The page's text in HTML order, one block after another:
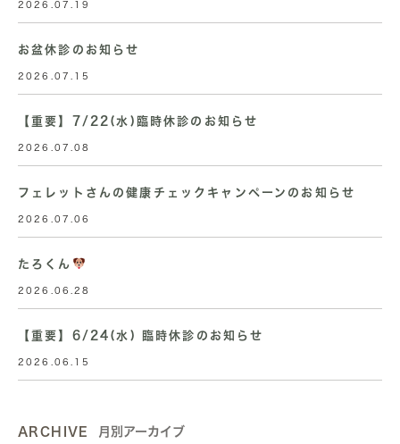
2026.07.19
お盆休診のお知らせ
2026.07.15
【重要】7/22(水)臨時休診のお知らせ
2026.07.08
フェレットさんの健康チェックキャンペーンのお知らせ
2026.07.06
たろくん
2026.06.28
【重要】6/24(水) 臨時休診のお知らせ
2026.06.15
ARCHIVE 月別アーカイブ